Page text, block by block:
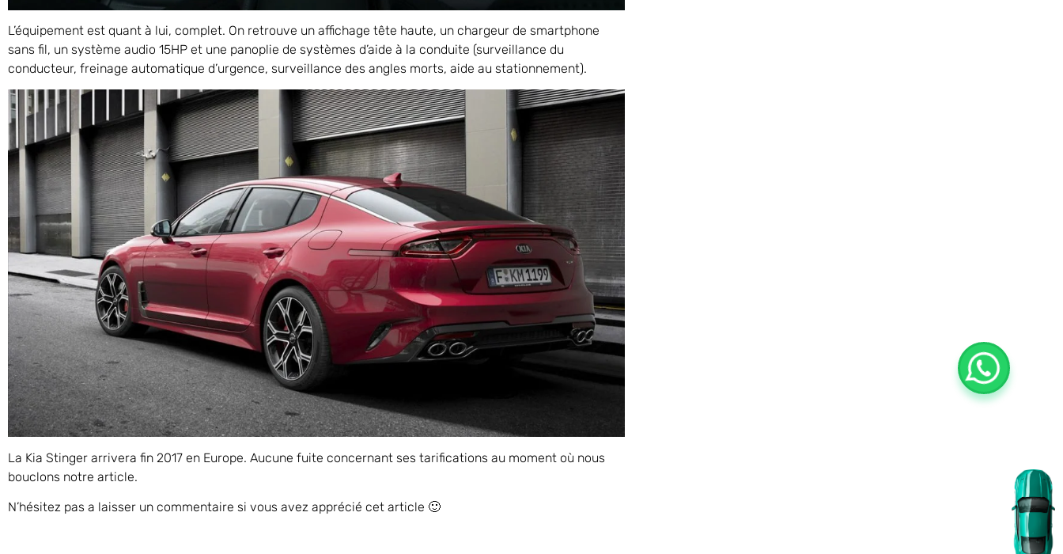
L’équipement est quant à lui, complet. On retrouve un affichage tête haute, un chargeur de smartphone
sans fil, un système audio 15HP et une panoplie de systèmes d’aide à la conduite (surveillance du
conducteur, freinage automatique d’urgence, surveillance des angles morts, aide au stationnement).
La Kia Stinger arrivera fin 2017 en Europe. Aucune fuite concernant ses tarifications au moment où nous
bouclons notre article.
N’hésitez pas a laisser un commentaire si vous avez apprécié cet article 🙂